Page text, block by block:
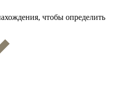
чтобы определить